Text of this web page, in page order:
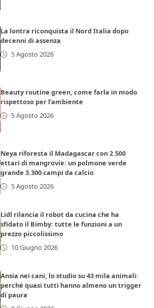
La lontra riconquista il Nord Italia dopo
decenni di assenza
5 Agosto 2026
Beauty routine green, come farla in modo
rispettoso per l’ambiente
5 Agosto 2026
Neya riforesta il Madagascar con 2.500
ettari di mangrovie: un polmone verde
grande 3.300 campi da calcio
5 Agosto 2026
Lidl rilancia il robot da cucina che ha
sfidato il Bimby: tutte le funzioni a un
prezzo piccolissimo
10 Giugno 2026
Ansia nei cani, lo studio su 43 mila animali:
perché quasi tutti hanno almeno un trigger
di paura